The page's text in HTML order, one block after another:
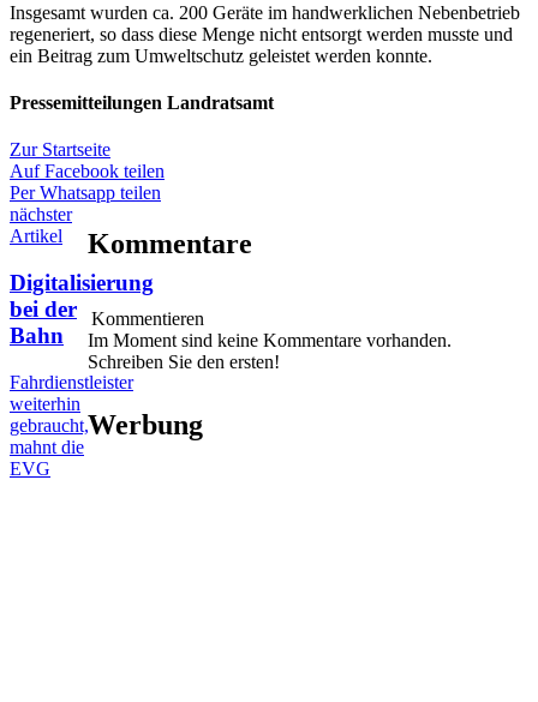
Insgesamt wurden ca. 200 Geräte im handwerklichen Nebenbetrieb
regeneriert, so dass diese Menge nicht entsorgt werden musste und
ein Beitrag zum Umweltschutz geleistet werden konnte.
Pressemitteilungen Landratsamt
Zur Startseite
Auf Facebook teilen
Per Whatsapp teilen
nächster
Artikel
Digitalisierung
bei der
Bahn
Fahrdienstleister
weiterhin
gebraucht,
mahnt die
EVG
Kommentare
Kommentieren
Im Moment sind keine Kommentare vorhanden.
Schreiben Sie den ersten!
Werbung